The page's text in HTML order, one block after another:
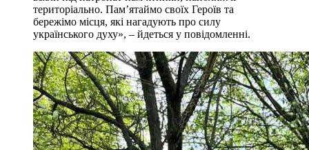
територіально. Пам’ятаймо своїх Героїв та
бережімо місця, які нагадують про силу
українського духу», – йдеться у повідомленні.